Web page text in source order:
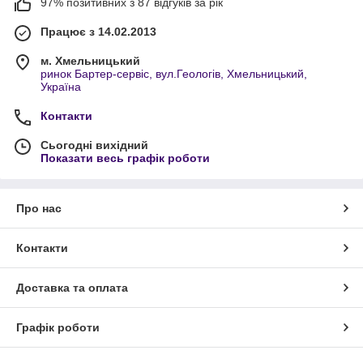
Працює з 14.02.2013
м. Хмельницький
ринок Бартер-сервіс, вул.Геологів, Хмельницький,
Україна
Контакти
Сьогодні вихідний
Показати весь графік роботи
Про нас
Контакти
Доставка та оплата
Графік роботи